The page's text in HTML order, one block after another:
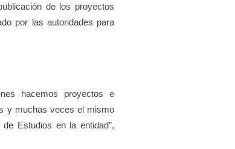
de los proyectos
por las autoridades para
hacemos proyectos e
y muchas veces el mismo
Estudios en la entidad”,